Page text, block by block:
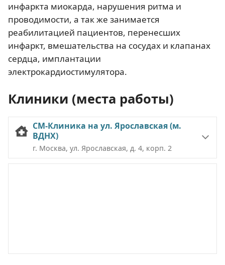
инфаркта миокарда, нарушения ритма и
проводимости, а так же занимается
реабилитацией пациентов, перенесших
инфаркт, вмешательства на сосудах и клапанах
сердца, имплантации
электрокардиостимулятора.
Клиники (места работы)
СМ-Клиника на ул. Ярославская (м.
ВДНХ)
г. Москва, ул. Ярославская, д. 4, корп. 2